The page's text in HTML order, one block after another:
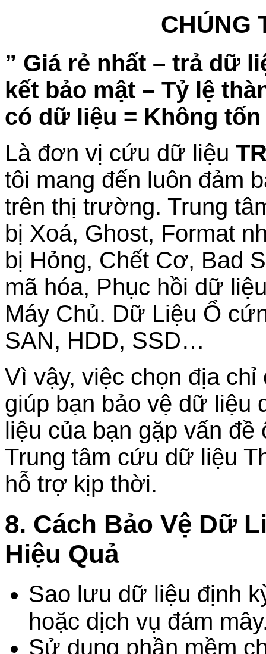
CHÚNG
” Giá rẻ nhất – trả dữ
kết bảo mật – Tỷ lệ
có dữ liệu = Không tốn
Là đơn vị cứu dữ liệu
tôi mang đến luôn đảm
trên thị trường. Trung
bị Xoá, Ghost, Format
bị Hỏng, Chết Cơ, Bad
mã hóa, Phục hồi dữ
Máy Chủ. Dữ Liệu Ổ
SAN, HDD, SSD…
Vì vậy, việc chọn địa
giúp bạn bảo vệ dữ liệu
liệu của bạn gặp vấn
Trung tâm cứu dữ liệu
hỗ trợ kịp thời.
8. Cách Bảo Vệ Dữ
Hiệu Quả
Sao lưu dữ liệu định
hoặc dịch vụ đám
Sử dụng phần mềm